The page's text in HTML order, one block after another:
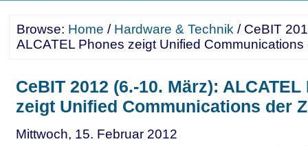
Browse: Home / Hardware & Technik / CeBIT
ALCATEL Phones zeigt Unified Communications
CeBIT 2012 (6.-10. März):
zeigt Unified Communications der
Mittwoch, 15. Februar 2012